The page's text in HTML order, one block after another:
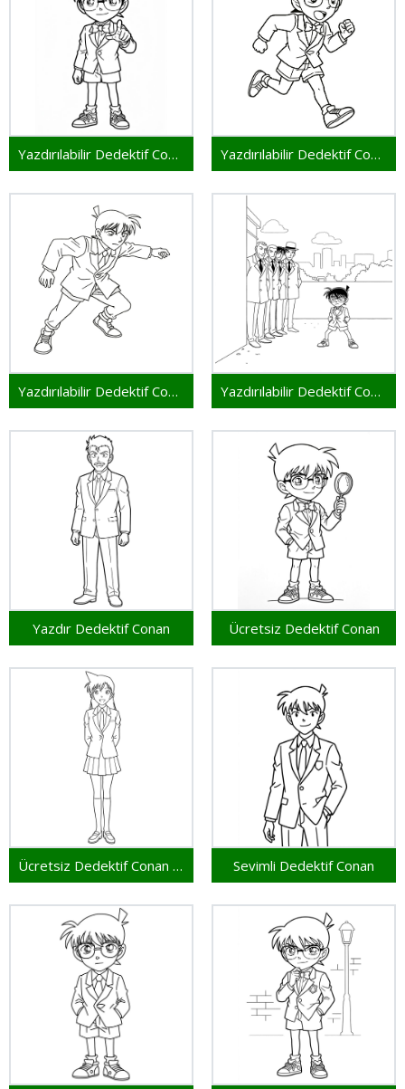
Yazdırılabilir Dedektif Conan Yazdırılabilir Dedektif Conan Resim
Yazdırılabilir Dedektif Conan Çocuklar İçin Yazdırılabilir Dedektif Conan Bedava
Yazdır Dedektif Conan Ücretsiz Dedektif Conan
Ücretsiz Dedektif Conan Yazdırılabilir Sevimli Dedektif Conan